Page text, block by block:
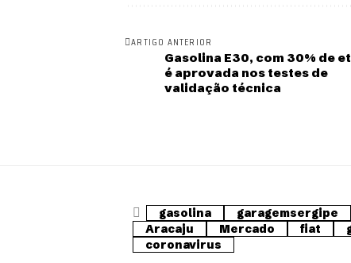
ARTIGO ANTERIOR
Gasolina E30, com 30% de
é aprovada nos testes de
validação técnica
gasolina garagemsergipe
Aracaju
Mercado fiat
coronavirus